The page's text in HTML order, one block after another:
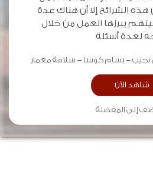
هذه الشرائح إلا أن هناك عدة
يبرزها العمل من خلال
لعدة أسئلة
بسام كوسا سلافة معمار
شاهد الآن
إلى المفضلة